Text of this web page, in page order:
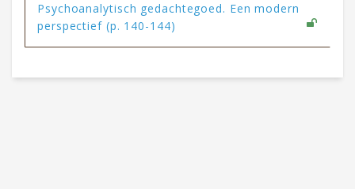
Psychoanalytisch gedachtegoed. Een modern
perspectief (p. 140-144)